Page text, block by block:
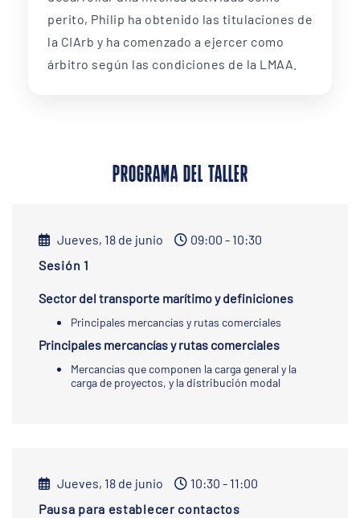
perito, Philip ha obtenido las titulaciones de
la CIArb y ha comenzado a ejercer como
árbitro según las condiciones de la LMAA.
PROGRAMA DEL TALLER
Jueves, 18 de junio
09:00 - 10:30
Sesión 1
Sector del transporte marítimo y definiciones
Principales mercancías y rutas comerciales
Principales mercancías y rutas comerciales
Mercancías que componen la carga general y la
carga de proyectos, y la distribución modal
Jueves, 18 de junio
10:30 - 11:00
Pausa para establecer contactos